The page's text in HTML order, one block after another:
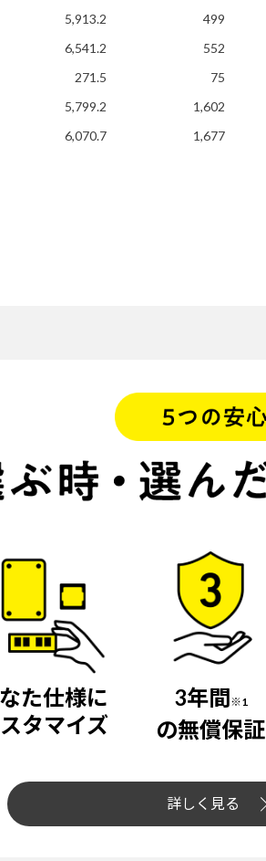
5,913.2
499
6,541.2
552
271.5
75
5,799.2
1,602
6,070.7 1,677
た仕様に
タマイズ
3年間※1
の無償保証
詳しく見る